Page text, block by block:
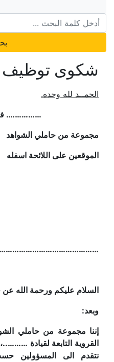
شكوى توظيف
الحمــد لله وحده.
……………. في 17/02/
مجموعة من حاملي الشواهد
الموقعين على اللائحة اسفله
إلـــى
السلام عليكم ورحمة الله عن
وبعد:
إننا مجموعة من حاملي
القروية التابعة لقيادة ………..،
نتقدم الى المسؤولين